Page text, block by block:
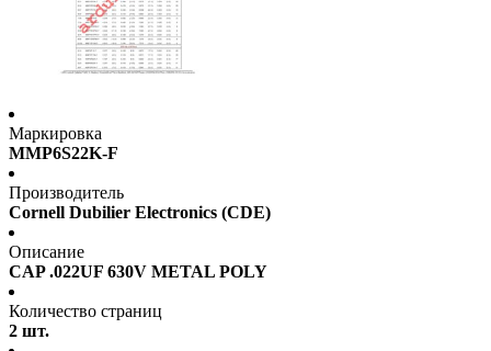
Маркировка
MMP6S22K-F
Производитель
Cornell Dubilier Electronics (CDE)
Описание
CAP .022UF 630V METAL POLY
Количество страниц
2 шт.